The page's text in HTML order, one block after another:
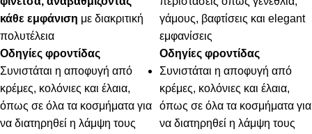
κάθε εμφάνιση με διακριτική
πολυτέλεια
Οδηγίες φροντίδας
Συνιστάται η αποφυγή από
κρέμες, κολόνιες και έλαια,
όπως σε όλα τα κοσμήματα για
να διατηρηθεί η λάμψη τους
γάμους, βαφτίσεις και elegant
εμφανίσεις
Οδηγίες φροντίδας
Συνιστάται η αποφυγή από
κρέμες, κολόνιες και έλαια,
όπως σε όλα τα κοσμήματα για
να διατηρηθεί η λάμψη τους